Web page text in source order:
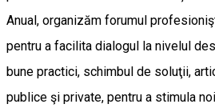
Anual, organizăm forumul
pentru a facilita dialogul la nivelul
bune practici, schimbul de soluţii,
publice şi private, pentru a stimula